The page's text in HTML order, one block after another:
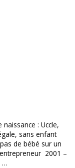
: Uccle,
sans enfant
de bébé sur un
2001 –
…